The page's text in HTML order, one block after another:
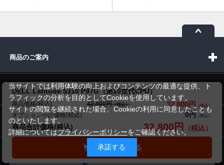
DELL Latitude 5310 P97G（第10世代CPU）
商品価格(税込) 32,800円
42,800円
オプション小計価格(税込)
0円
商品合計価格(税込)
32,800円
カートに入れる
商品のご案内
パソコン市場について
パソコン販売以外のサービス
お問い合わせ
当サイトでは利用体験の向上およびコンテンツの最適な提供、ト
ラフィックの分析を目的としてCookieを使用しています。
サイトの閲覧を継続された場合、Cookieの利用に同意したことも
のといたします。
詳細についてはプライバシーポリシーをご確認ください。
承諾する